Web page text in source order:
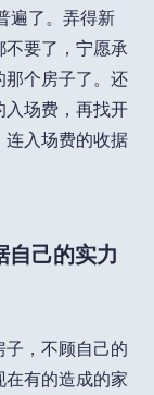
遍了。弄得新
要了，宁愿承
个房子了。还
场费，再找开
入场费的收据
自己的实力
，不顾自己的
有的造成的家